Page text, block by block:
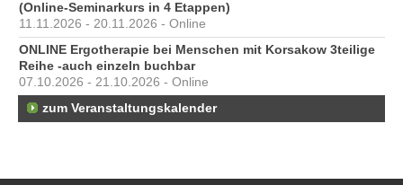
(Online-Seminarkurs in 4 Etappen)
11.11.2026 - 20.11.2026 - Online
ONLINE Ergotherapie bei Menschen mit Korsakow 3teilige
Reihe -auch einzeln buchbar
07.10.2026 - 21.10.2026 - Online
zum Veranstaltungskalender